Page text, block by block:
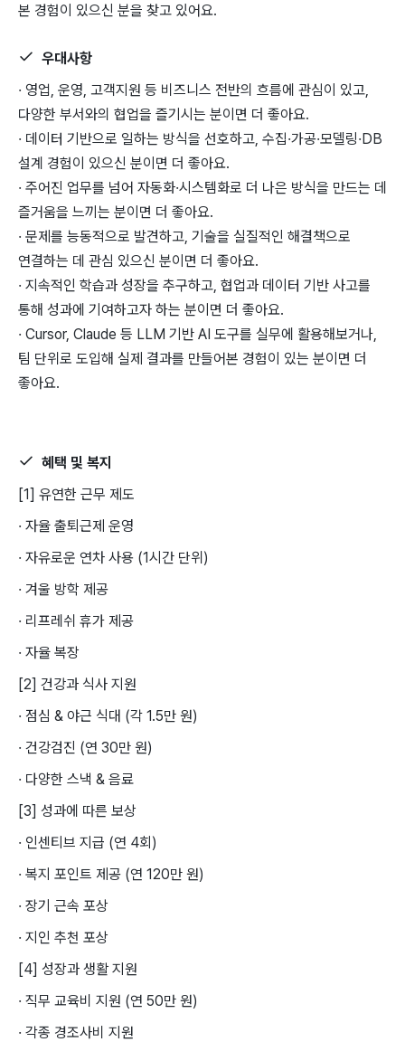
본 경험이 있으신 분을 찾고 있어요.
우대사항
· 영업, 운영, 고객지원 등 비즈니스 전반의 흐름에 관심이 있고,
다양한 부서와의 협업을 즐기시는 분이면 더 좋아요.
· 데이터 기반으로 일하는 방식을 선호하고, 수집·가공·모델링·DB
설계 경험이 있으신 분이면 더 좋아요.
· 주어진 업무를 넘어 자동화·시스템화로 더 나은 방식을 만드는 데
즐거움을 느끼는 분이면 더 좋아요.
· 문제를 능동적으로 발견하고, 기술을 실질적인 해결책으로
연결하는 데 관심 있으신 분이면 더 좋아요.
· 지속적인 학습과 성장을 추구하고, 협업과 데이터 기반 사고를
통해 성과에 기여하고자 하는 분이면 더 좋아요.
· Cursor, Claude 등 LLM 기반 AI 도구를 실무에 활용해보거나,
팀 단위로 도입해 실제 결과를 만들어본 경험이 있는 분이면 더
좋아요.
혜택 및 복지
[1] 유연한 근무 제도
· 자율 출퇴근제 운영
· 자유로운 연차 사용 (1시간 단위)
· 겨울 방학 제공
· 리프레쉬 휴가 제공
· 자율 복장
[2] 건강과 식사 지원
· 점심 & 야근 식대 (각 1.5만 원)
· 건강검진 (연 30만 원)
· 다양한 스낵 & 음료
[3] 성과에 따른 보상
· 인센티브 지급 (연 4회)
· 복지 포인트 제공 (연 120만 원)
· 장기 근속 포상
· 지인 추천 포상
[4] 성장과 생활 지원
· 직무 교육비 지원 (연 50만 원)
· 각종 경조사비 지원